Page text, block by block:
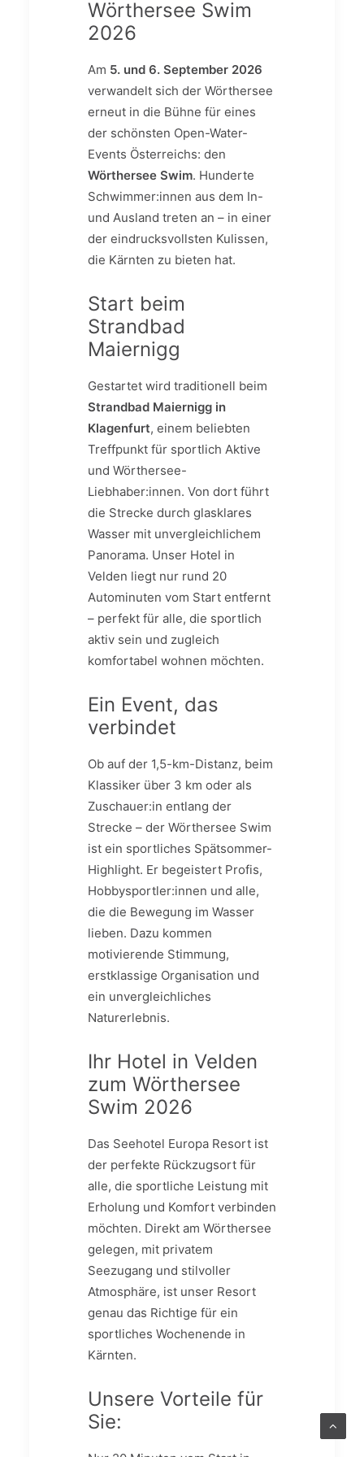
Wörthersee Swim
2026
Am 5. und 6. September 2026
verwandelt sich der Wörthersee
erneut in die Bühne für eines
der schönsten Open-Water-
Events Österreichs: den
Wörthersee Swim. Hunderte
Schwimmer:innen aus dem In-
und Ausland treten an – in einer
der eindrucksvollsten Kulissen,
die Kärnten zu bieten hat.
Start beim
Strandbad
Maiernigg
Gestartet wird traditionell beim
Strandbad Maiernigg in
Klagenfurt, einem beliebten
Treffpunkt für sportlich Aktive
und Wörthersee-
Liebhaber:innen. Von dort führt
die Strecke durch glasklares
Wasser mit unvergleichlichem
Panorama. Unser Hotel in
Velden liegt nur rund 20
Autominuten vom Start entfernt
– perfekt für alle, die sportlich
aktiv sein und zugleich
komfortabel wohnen möchten.
Ein Event, das
verbindet
Ob auf der 1,5-km-Distanz, beim
Klassiker über 3 km oder als
Zuschauer:in entlang der
Strecke – der Wörthersee Swim
ist ein sportliches Spätsommer-
Highlight. Er begeistert Profis,
Hobbysportler:innen und alle,
die die Bewegung im Wasser
lieben. Dazu kommen
motivierende Stimmung,
erstklassige Organisation und
ein unvergleichliches
Naturerlebnis.
Ihr Hotel in Velden
zum Wörthersee
Swim 2026
Das Seehotel Europa Resort ist
der perfekte Rückzugsort für
alle, die sportliche Leistung mit
Erholung und Komfort verbinden
möchten. Direkt am Wörthersee
gelegen, mit privatem
Seezugang und stilvoller
Atmosphäre, ist unser Resort
genau das Richtige für ein
sportliches Wochenende in
Kärnten.
Unsere Vorteile für
Sie: